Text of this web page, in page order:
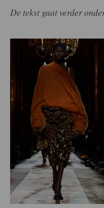
De tekst gaat verder